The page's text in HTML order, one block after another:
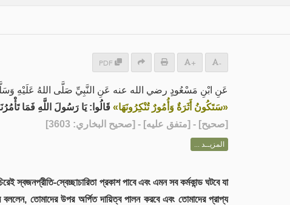
PDF + -
عَنِ ابْنِ مَسْعُودٍ رضي الله عنه عَنِ النَّبِيِّ صَلَّى اللهُ عَلَيْهِ
«سَتَكُونُ أَثَرَةٌ وَأُمُورٌ تُنْكِرُونَهَا» قَالُوا: يَا رَسُولَ اللَّهِ فَمَا
[صحيح] - [متفق عليه] - [صحيح البخاري: 3603]
المزيــد ...
তোমাদের উপর অর্পিত দায়িত্ব পালন করবে এবং তোমাদের প্রাপ্য